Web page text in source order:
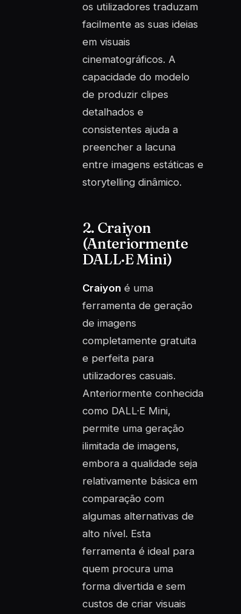
os utilizadores traduzam
facilmente as suas ideias
em visuais
cinematográficos. A
capacidade do modelo
de produzir clipes
detalhados e
consistentes ajuda a
preencher a lacuna
entre imagens estáticas e
storytelling dinâmico.
2. Craiyon
(Anteriormente
DALL·E Mini)
Craiyon é uma
ferramenta de geração
de imagens
completamente gratuita
e perfeita para
utilizadores casuais.
Anteriormente conhecida
como DALL·E Mini,
permite uma geração
ilimitada de imagens,
embora a qualidade seja
relativamente básica em
comparação com
algumas alternativas de
alto nível. Esta
ferramenta é ideal para
quem procura uma
forma divertida e sem
custos de criar visuais